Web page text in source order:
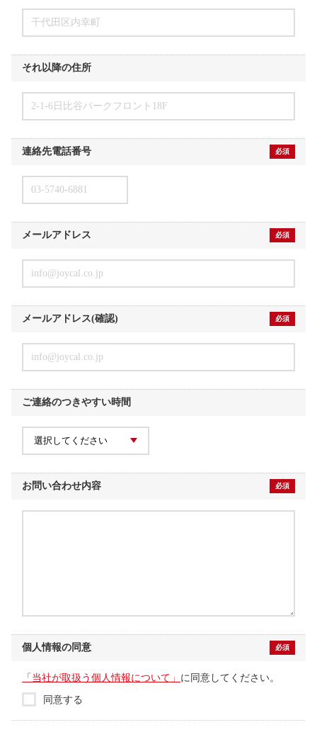
千代田区内幸町
それ以降の住所
2-1-6日比谷パークフロント18F
連絡先電話番号 必須
03-5740-6881
メールアドレス 必須
info@joycal.co.jp
メールアドレス(確認) 必須
info@joycal.co.jp
ご連絡のつきやすい時間
お問い合わせ内容 必須
個人情報の同意 必須
「当社が取扱う個人情報について」 に同意してください。
同意する